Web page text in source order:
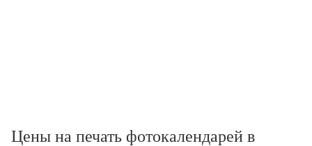
Цены на печать фотокалендарей в